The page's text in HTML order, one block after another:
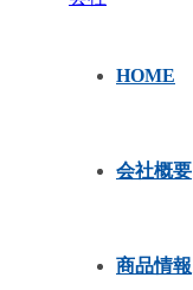
HOME
会社概要
商品情報